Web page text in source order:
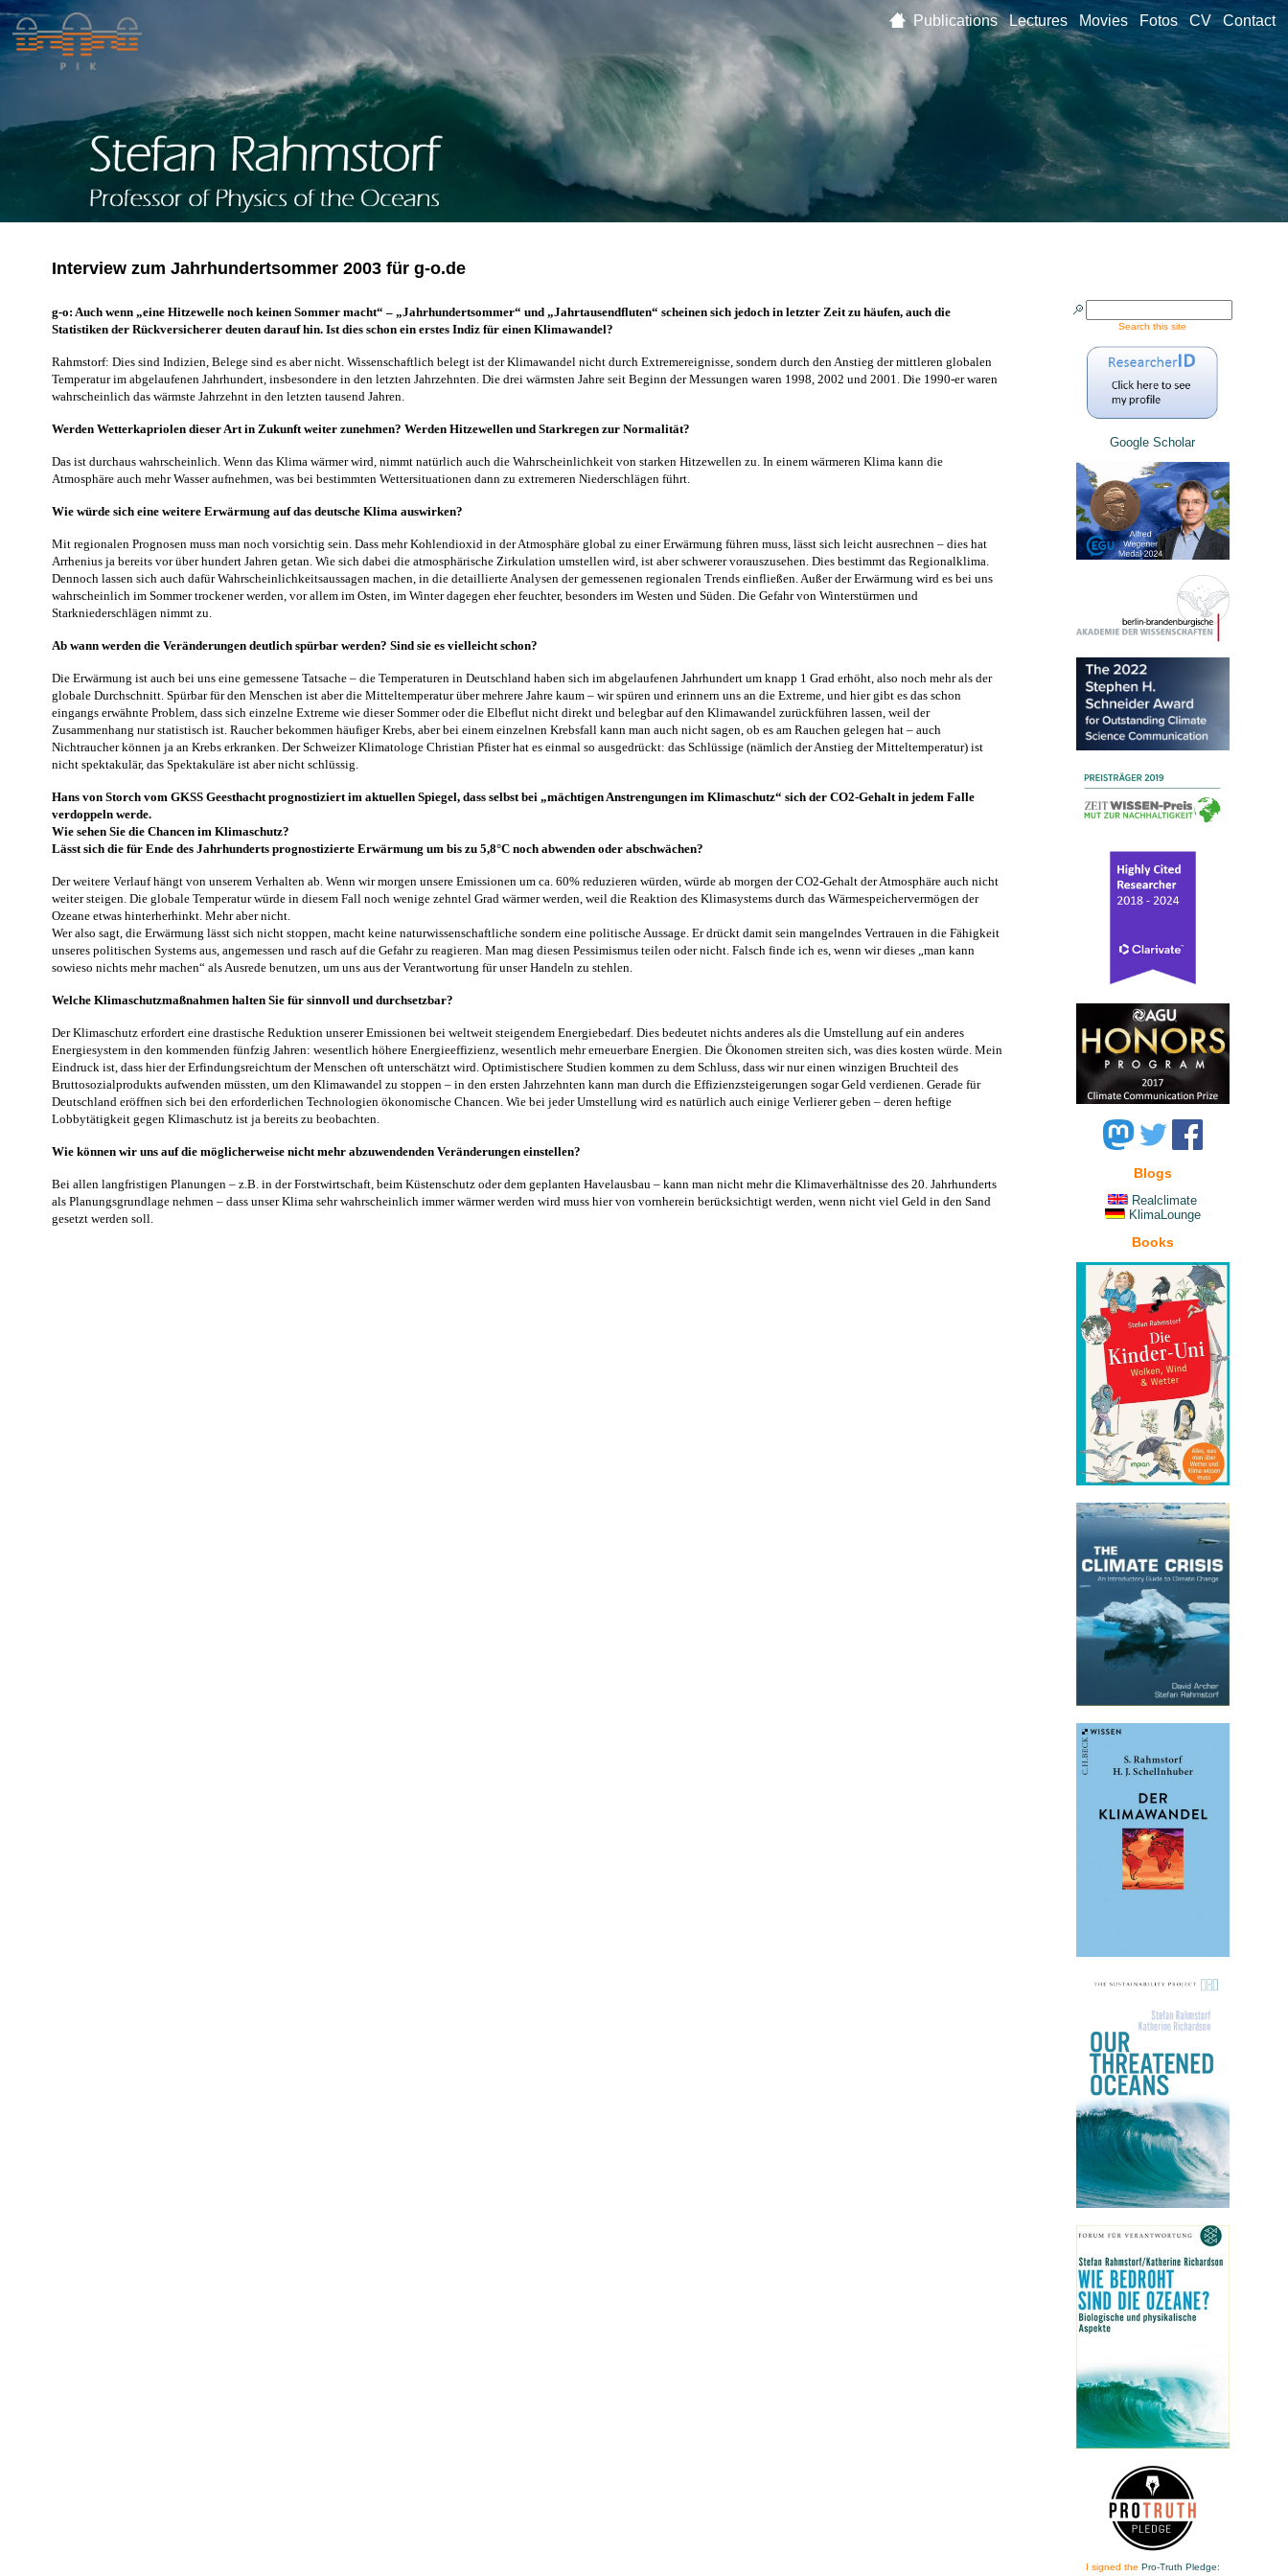
PublicationsLectures Movies FotosCVContact
Interview zum Jahrhundertsommer 2003 für g-o.de
g-o: Auch wenn „eine Hitzewelle noch keinen Sommer macht“ – „Jahrhundertsommer“ und „Jahrtausendfluten“ scheinen sich jedoch in letzter Zeit zu häufen, auch die
Statistiken der Rückversicherer deuten darauf hin. Ist dies schon ein erstes Indiz für einen Klimawandel?
Rahmstorf: Dies sind Indizien, Belege sind es aber nicht. Wissenschaftlich belegt ist der Klimawandel nicht durch Extremereignisse, sondern durch den Anstieg der mittleren globalen
Temperatur im abgelaufenen Jahrhundert, insbesondere in den letzten Jahrzehnten. Die drei wärmsten Jahre seit Beginn der Messungen waren 1998, 2002 und 2001. Die 1990-er waren
wahrscheinlich das wärmste Jahrzehnt in den letzten tausend Jahren.
Werden Wetterkapriolen dieser Art in Zukunft weiter zunehmen? Werden Hitzewellen und Starkregen zur Normalität?
Das ist durchaus wahrscheinlich. Wenn das Klima wärmer wird, nimmt natürlich auch die Wahrscheinlichkeit von starken Hitzewellen zu. In einem wärmeren Klima kann die
Atmosphäre auch mehr Wasser aufnehmen, was bei bestimmten Wettersituationen dann zu extremeren Niederschlägen führt.
Wie würde sich eine weitere Erwärmung auf das deutsche Klima auswirken?
Mit regionalen Prognosen muss man noch vorsichtig sein. Dass mehr Kohlendioxid in der Atmosphäre global zu einer Erwärmung führen muss, lässt sich leicht ausrechnen – dies hat
Arrhenius ja bereits vor über hundert Jahren getan. Wie sich dabei die atmosphärische Zirkulation umstellen wird, ist aber schwerer vorauszusehen. Dies bestimmt das Regionalklima.
Dennoch lassen sich auch dafür Wahrscheinlichkeitsaussagen machen, in die detaillierte Analysen der gemessenen regionalen Trends einfließen. Außer der Erwärmung wird es bei uns
wahrscheinlich im Sommer trockener werden, vor allem im Osten, im Winter dagegen eher feuchter, besonders im Westen und Süden. Die Gefahr von Winterstürmen und
Starkniederschlägen nimmt zu.
Ab wann werden die Veränderungen deutlich spürbar werden? Sind sie es vielleicht schon?
Die Erwärmung ist auch bei uns eine gemessene Tatsache – die Temperaturen in Deutschland haben sich im abgelaufenen Jahrhundert um knapp 1 Grad erhöht, also noch mehr als der
globale Durchschnitt. Spürbar für den Menschen ist aber die Mitteltemperatur über mehrere Jahre kaum – wir spüren und erinnern uns an die Extreme, und hier gibt es das schon
eingangs erwähnte Problem, dass sich einzelne Extreme wie dieser Sommer oder die Elbeflut nicht direkt und belegbar auf den Klimawandel zurückführen lassen, weil der
Zusammenhang nur statistisch ist. Raucher bekommen häufiger Krebs, aber bei einem einzelnen Krebsfall kann man auch nicht sagen, ob es am Rauchen gelegen hat – auch
Nichtraucher können ja an Krebs erkranken. Der Schweizer Klimatologe Christian Pfister hat es einmal so ausgedrückt: das Schlüssige (nämlich der Anstieg der Mitteltemperatur) ist
nicht spektakulär, das Spektakuläre ist aber nicht schlüssig.
Hans von Storch vom GKSS Geesthacht prognostiziert im aktuellen Spiegel, dass selbst bei „mächtigen Anstrengungen im Klimaschutz“ sich der CO2-Gehalt in jedem Falle
verdoppeln werde.
Wie sehen Sie die Chancen im Klimaschutz?
Lässt sich die für Ende des Jahrhunderts prognostizierte Erwärmung um bis zu 5,8°C noch abwenden oder abschwächen?
Der weitere Verlauf hängt von unserem Verhalten ab. Wenn wir morgen unsere Emissionen um ca. 60% reduzieren würden, würde ab morgen der CO2-Gehalt der Atmosphäre auch nicht
weiter steigen. Die globale Temperatur würde in diesem Fall noch wenige zehntel Grad wärmer werden, weil die Reaktion des Klimasystems durch das Wärmespeichervermögen der
Ozeane etwas hinterherhinkt. Mehr aber nicht.
Wer also sagt, die Erwärmung lässt sich nicht stoppen, macht keine naturwissenschaftliche sondern eine politische Aussage. Er drückt damit sein mangelndes Vertrauen in die Fähigkeit
unseres politischen Systems aus, angemessen und rasch auf die Gefahr zu reagieren. Man mag diesen Pessimismus teilen oder nicht. Falsch finde ich es, wenn wir dieses „man kann
sowieso nichts mehr machen“ als Ausrede benutzen, um uns aus der Verantwortung für unser Handeln zu stehlen.
Welche Klimaschutzmaßnahmen halten Sie für sinnvoll und durchsetzbar?
Der Klimaschutz erfordert eine drastische Reduktion unserer Emissionen bei weltweit steigendem Energiebedarf. Dies bedeutet nichts anderes als die Umstellung auf ein anderes
Energiesystem in den kommenden fünfzig Jahren: wesentlich höhere Energieeffizienz, wesentlich mehr erneuerbare Energien. Die Ökonomen streiten sich, was dies kosten würde. Mein
Eindruck ist, dass hier der Erfindungsreichtum der Menschen oft unterschätzt wird. Optimistischere Studien kommen zu dem Schluss, dass wir nur einen winzigen Bruchteil des
Bruttosozialprodukts aufwenden müssten, um den Klimawandel zu stoppen – in den ersten Jahrzehnten kann man durch die Effizienzsteigerungen sogar Geld verdienen. Gerade für
Deutschland eröffnen sich bei den erforderlichen Technologien ökonomische Chancen. Wie bei jeder Umstellung wird es natürlich auch einige Verlierer geben – deren heftige
Lobbytätigkeit gegen Klimaschutz ist ja bereits zu beobachten.
Wie können wir uns auf die möglicherweise nicht mehr abzuwendenden Veränderungen einstellen?
Bei allen langfristigen Planungen – z.B. in der Forstwirtschaft, beim Küstenschutz oder dem geplanten Havelausbau – kann man nicht mehr die Klimaverhältnisse des 20. Jahrhunderts
als Planungsgrundlage nehmen – dass unser Klima sehr wahrscheinlich immer wärmer werden wird muss hier von vornherein berücksichtigt werden, wenn nicht viel Geld in den Sand
gesetzt werden soll.
Search this site
Google Scholar
Blogs
Realclimate
KlimaLounge
Books
I signed the Pro-Truth Pledge: